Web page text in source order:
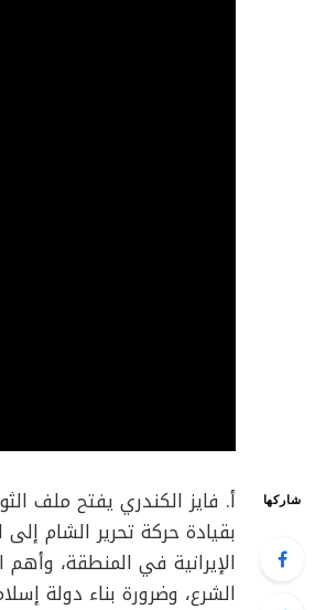
شاركها
أ. فايز الكندري يفتح ملف
بقيادة حركة تحرير الشام
الإيرانية في المنطقة،
الشرع، وضرورة بناء دولة